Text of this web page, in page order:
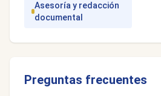
Asesoría y redacción
documental
Preguntas frecuentes